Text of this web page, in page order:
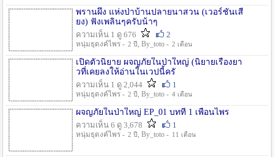
พรานผึ้ง แห่งป่าบ้านปลายนาสวน (เวอร์ชั่นเสี
ยง) ฟังเพลินๆครับน้าๆ
ความเห็น 1 ดู 676
2
หนุ่มธุดงค์ไพร - 2 ปี , By_toto - 2 เดือน
เปิดตัวนิยาย ผจญภัยในป่าใหญ่ (นิยายเรื่องยา
วที่เคยลงให้อ่านในเวปนี้ครั
ความเห็น 1 ดู 2,044
1
หนุ่มธุดงค์ไพร - 2 ปี , By_toto - 4 เดือน
ผจญภัยในป่าใหญ่ EP_01 บทที่ 1 เพื่อนไพร
ความเห็น 6 ดู 3,678
1
หนุ่มธุดงค์ไพร - 2 ปี , By_toto - 11 เดือน